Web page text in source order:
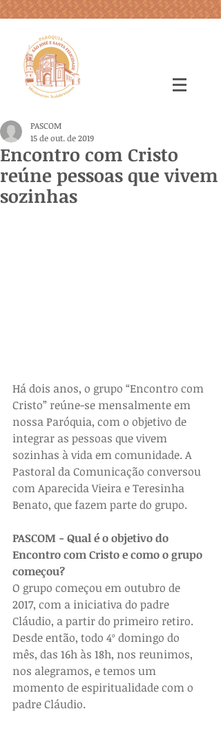
Encontro com Cristo
reúne pessoas que vivem
sozinhas
PASCOM
15 de out. de 2019
Há dois anos, o grupo “Encontro com
Cristo” reúne-se mensalmente em
nossa Paróquia, com o objetivo de
integrar as pessoas que vivem
sozinhas à vida em comunidade. A
Pastoral da Comunicação conversou
com Aparecida Vieira e Teresinha
Benato, que fazem parte do grupo.
PASCOM - Qual é o objetivo do
Encontro com Cristo e como o grupo
começou?
O grupo começou em outubro de
2017, com a iniciativa do padre
Cláudio, a partir do primeiro retiro.
Desde então, todo 4º domingo do
mês, das 16h às 18h, nos reunimos,
nos alegramos, e temos um
momento de espiritualidade com o
padre Cláudio.